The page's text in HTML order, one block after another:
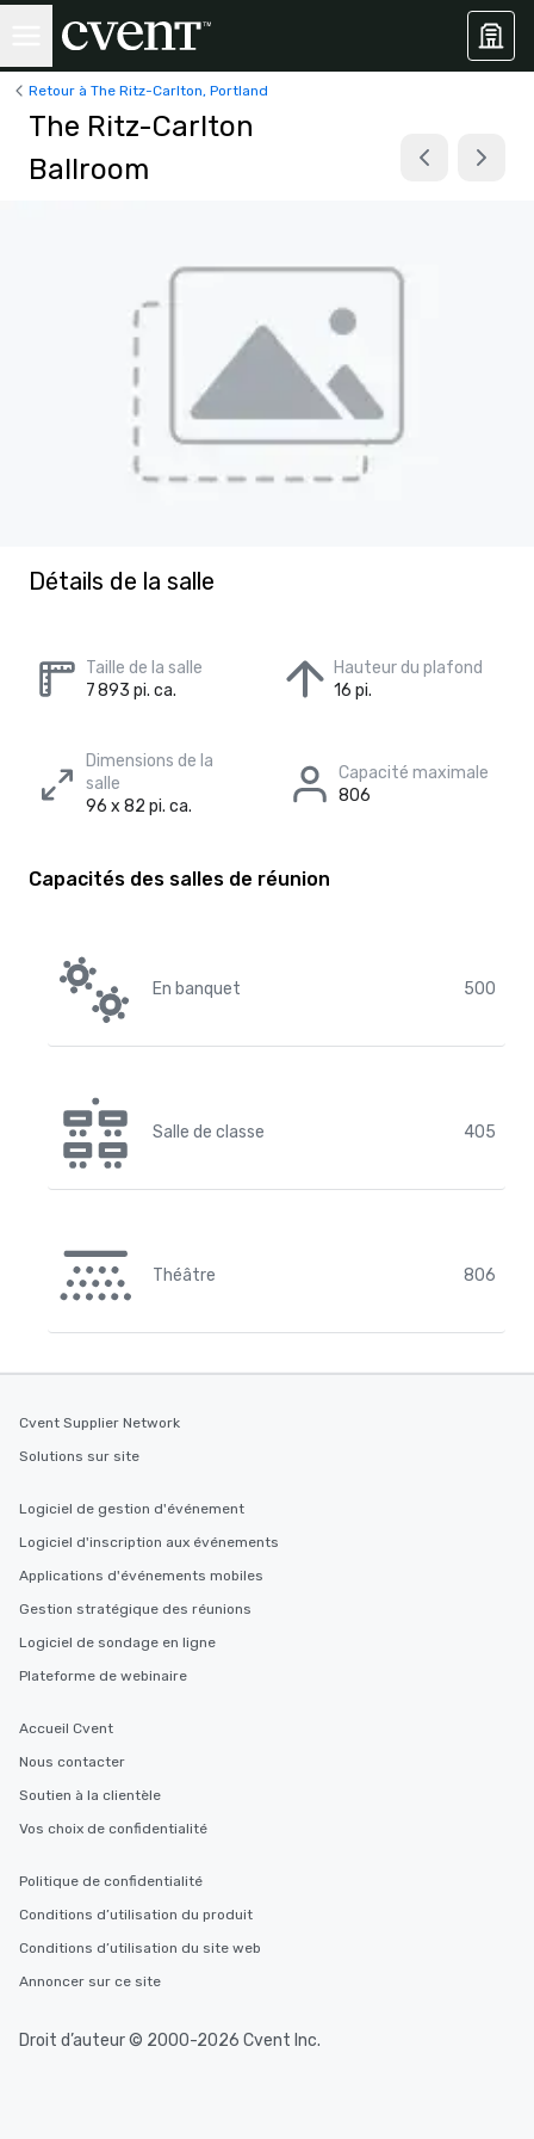
Retour à The Ritz-Carlton, Portland
The Ritz-Carlton
Ballroom
Détails de la salle
Taille de la salle
7 893 pi. ca.
Hauteur du plafond
16 pi.
Dimensions de la
salle
96 x 82 pi. ca.
Capacité maximale
806
Capacités des salles de réunion
En banquet 500
Salle de classe 405
Théâtre 806
Cvent Supplier Network
Solutions sur site
Logiciel de gestion d'événement
Logiciel d'inscription aux événements
Applications d'événements mobiles
Gestion stratégique des réunions
Logiciel de sondage en ligne
Plateforme de webinaire
Accueil Cvent
Nous contacter
Soutien à la clientèle
Vos choix de confidentialité
Politique de confidentialité
Conditions d’utilisation du produit
Conditions d’utilisation du site web
Annoncer sur ce site
Droit d’auteur © 2000-2026 Cvent Inc.